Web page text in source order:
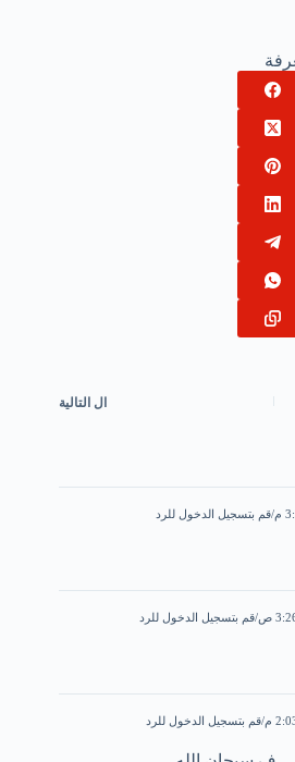
ال التالية
قم بتسجيل الدخول للرد
قم بتسجيل الدخول للرد
قم بتسجيل الدخول للرد